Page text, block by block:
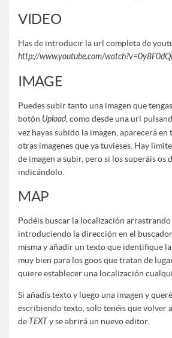
VIDEO
Has de introducir la url completa de
http://www.youtube.com/
IMAGE
Puedes subir tanto una imagen que
botón Upload, como desde una url
vez hayas subido la imagen, aparecerá
otras imagenes que ya tuvieses. Hay
de imagen a subir, pero si los superáis os
indicándolo.
MAP
Podéis buscar la localización arrastrando
introduciendo la dirección en el
misma y añadir un texto que identifique
muy bien para los goos que tratan de
quiere establecer una localización
Si añadís texto y luego una imagen y
escribiendo texto, solo tenéis que volver
de TEXTy se abrirá un nuevo editor.